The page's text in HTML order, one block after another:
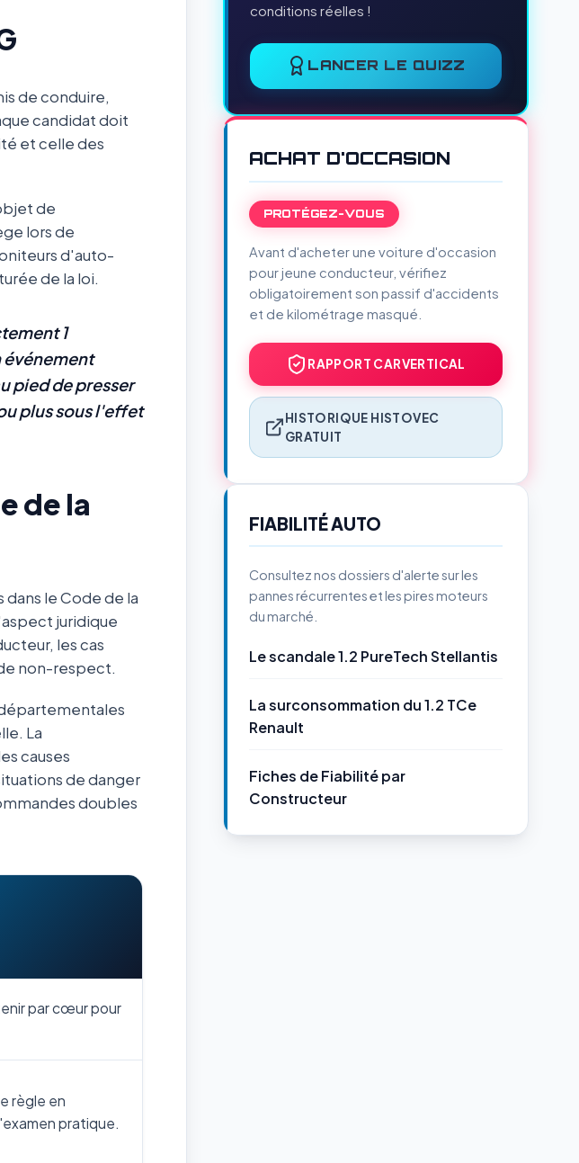
de conduire,
candidat doit
et celle des
de
lors de
d'auto-
de la loi.
1
événement
pied de presser
plus sous l'effet
de la
le Code de la
juridique
les cas
non-respect.
La
causes
de danger
doubles
par cœur pour
règle en
pratique.
conditions réelles !
LANCER LE QUIZZ
ACHAT D'OCCASION
PROTÉGEZ-VOUS
Avant d'acheter une voiture d'occasion
pour jeune conducteur, vérifiez
obligatoirement son passif d'accidents
et de kilométrage masqué.
RAPPORT CARVERTICAL
HISTORIQUE HISTOVEC
GRATUIT
FIABILITÉ AUTO
Consultez nos dossiers d'alerte sur les
pannes récurrentes et les pires moteurs
du marché.
Le scandale 1.2 PureTech Stellantis
La surconsommation du 1.2 TCe
Renault
Fiches de Fiabilité par
Constructeur